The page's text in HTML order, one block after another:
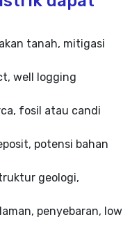
tanah, mitigasi
well logging
fosil atau candi
potensi bahan
geologi,
penyebaran, low